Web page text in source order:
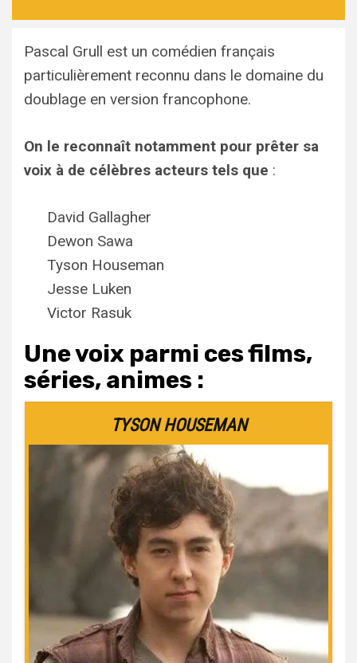
Pascal Grull est un comédien français
particulièrement reconnu dans le domaine du
doublage en version francophone.
On le reconnaît notamment pour prêter sa
voix à de célèbres acteurs tels que :
David Gallagher
Dewon Sawa
Tyson Houseman
Jesse Luken
Victor Rasuk
Une voix parmi ces films,
séries, animes :
TYSON HOUSEMAN